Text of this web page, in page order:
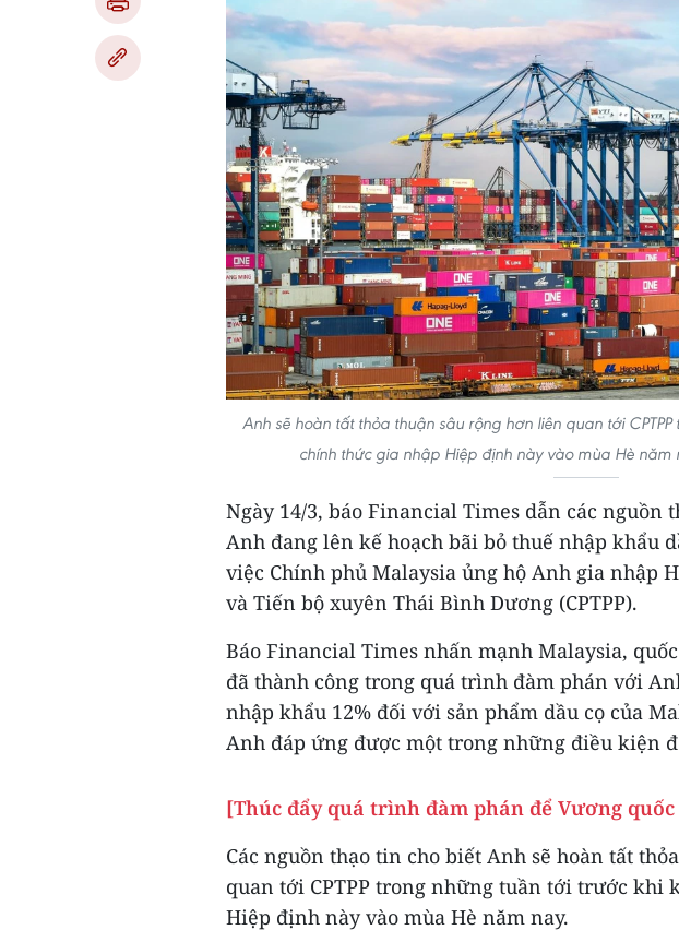
Anh sẽ hoàn tất thỏa thuận sâu rộng hơn liên quan tới
chính thức gia nhập Hiệp định này vào mùa Hè năm
Ngày 14/3, báo Financial Times dẫn các nguồn
Anh đang lên kế hoạch bãi bỏ thuế nhập khẩu
việc Chính phủ Malaysia ủng hộ Anh gia nhập
và Tiến bộ xuyên Thái Bình Dương (CPTPP).
Báo Financial Times nhấn mạnh Malaysia,
đã thành công trong quá trình đàm phán với
nhập khẩu 12% đối với sản phẩm dầu cọ của
Anh đáp ứng được một trong những điều kiện
[Thúc đẩy quá trình đàm phán để Vương quốc
Các nguồn thạo tin cho biết Anh sẽ hoàn tất
quan tới CPTPP trong những tuần tới trước khi
Hiệp định này vào mùa Hè năm nay.